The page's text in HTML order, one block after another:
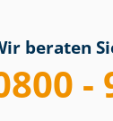
beraten
-